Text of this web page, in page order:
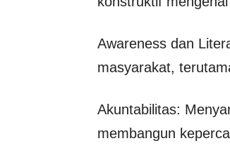
Awareness dan
masyarakat,
Akuntabilitas:
membangun